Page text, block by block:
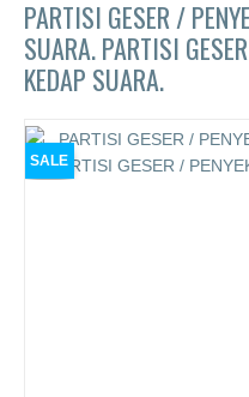
PARTISI GESER /
SUARA. PARTISI
KEDAP SUARA.
SALE